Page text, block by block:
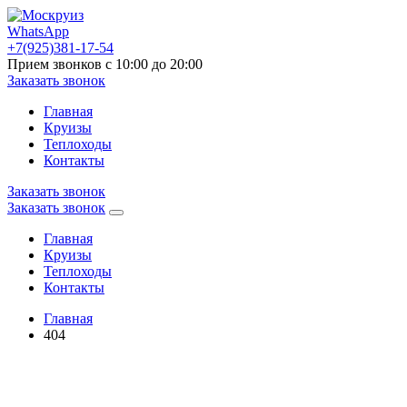
WhatsApp
+7(925)381-17-54
Прием звонков с 10:00 до 20:00
Заказать звонок
Главная
Круизы
Теплоходы
Контакты
Заказать звонок
Заказать звонок
Главная
Круизы
Теплоходы
Контакты
Главная
404